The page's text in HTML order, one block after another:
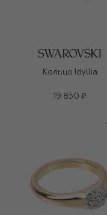
Кольцо Idyllia
19 850 ₽